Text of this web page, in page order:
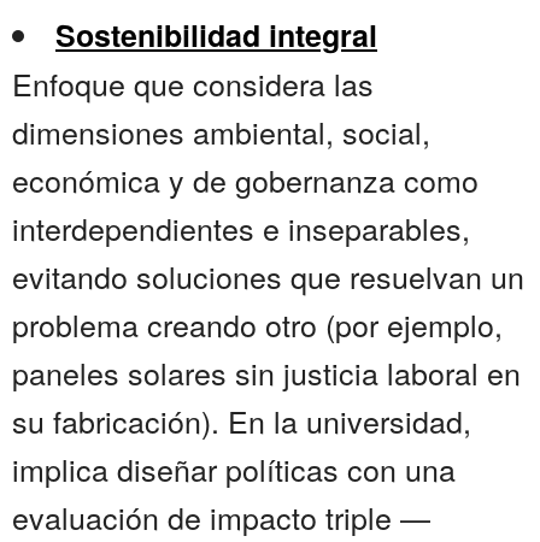
Sostenibilidad integral
Enfoque que considera las
dimensiones ambiental, social,
económica y de gobernanza como
interdependientes e inseparables,
evitando soluciones que resuelvan un
problema creando otro (por ejemplo,
paneles solares sin justicia laboral en
su fabricación). En la universidad,
implica diseñar políticas con una
evaluación de impacto triple —